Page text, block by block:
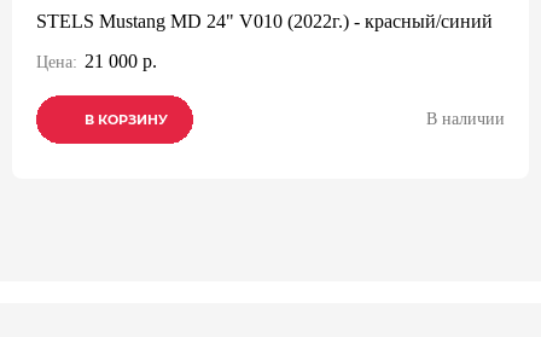
STELS Mustang MD 24" V010 (2022г.) - красный/синий
Цена: 21 000 р.
В КОРЗИНУ
В КОРЗИНУ
В КОРЗИНУ В наличии